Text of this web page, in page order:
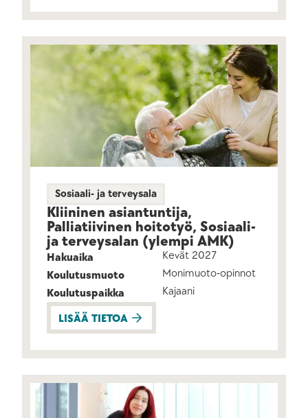
Sosiaali- ja terveysala
Kliininen asiantuntija,
Palliatiivinen hoitotyö, Sosiaali-
ja terveysalan (ylempi AMK)
Hakuaika
Kevät 2027
Koulutusmuoto
Monimuoto-opinnot
Koulutuspaikka
Kajaani
LISÄÄ TIETOA